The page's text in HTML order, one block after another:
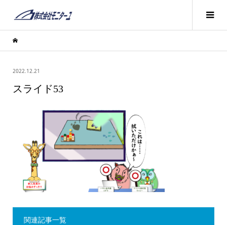
2022.12.21
スライド53
関連記事一覧